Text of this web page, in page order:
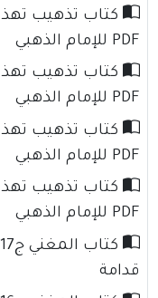
PDF للإمام الذهبي
PDF للإمام الذهبي
PDF للإمام الذهبي
PDF للإمام الذهبي
قدامة